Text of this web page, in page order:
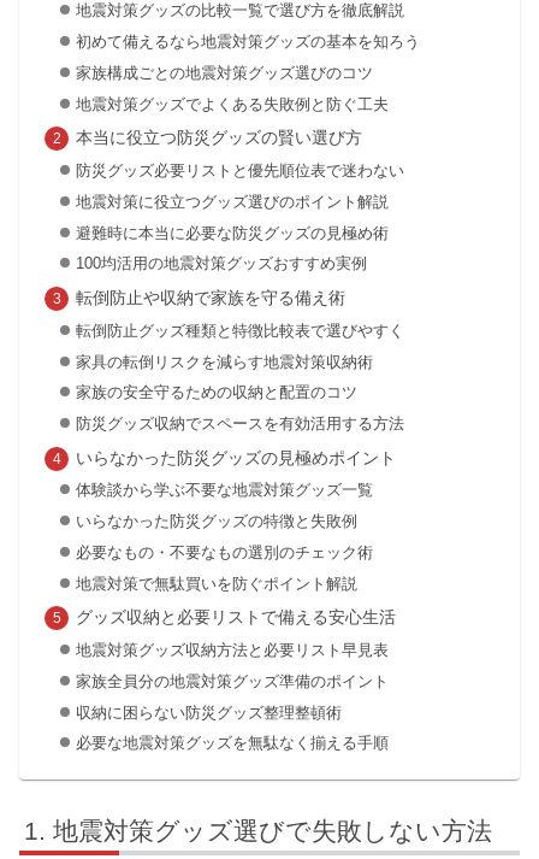
地震対策グッズの比較一覧で選び方を徹底解説
初めて備えるなら地震対策グッズの基本を知ろう
家族構成ごとの地震対策グッズ選びのコツ
地震対策グッズでよくある失敗例と防ぐ工夫
本当に役立つ防災グッズの賢い選び方
防災グッズ必要リストと優先順位表で迷わない
地震対策に役立つグッズ選びのポイント解説
避難時に本当に必要な防災グッズの見極め術
100均活用の地震対策グッズおすすめ実例
転倒防止や収納で家族を守る備え術
転倒防止グッズ種類と特徴比較表で選びやすく
家具の転倒リスクを減らす地震対策収納術
家族の安全守るための収納と配置のコツ
防災グッズ収納でスペースを有効活用する方法
いらなかった防災グッズの見極めポイント
体験談から学ぶ不要な地震対策グッズ一覧
いらなかった防災グッズの特徴と失敗例
必要なもの・不要なもの選別のチェック術
地震対策で無駄買いを防ぐポイント解説
グッズ収納と必要リストで備える安心生活
地震対策グッズ収納方法と必要リスト早見表
家族全員分の地震対策グッズ準備のポイント
収納に困らない防災グッズ整理整頓術
必要な地震対策グッズを無駄なく揃える手順
地震対策グッズ選びで失敗しない方法